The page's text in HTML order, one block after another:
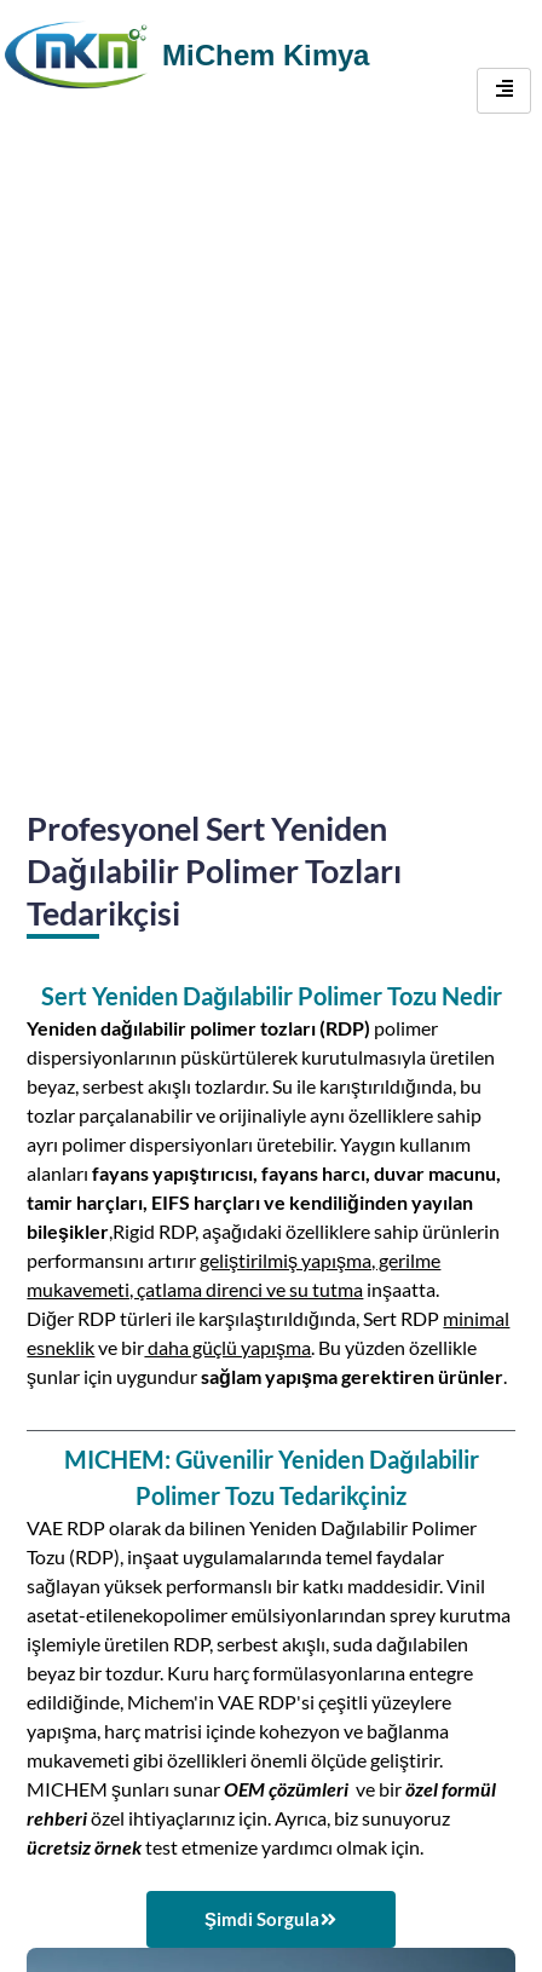
MiChem Kimya
Profesyonel Sert Yeniden
Dağılabilir Polimer Tozları
Tedarikçisi
Sert Yeniden Dağılabilir Polimer Tozu Nedir
Yeniden dağılabilir polimer tozları (RDP) polimer
dispersiyonlarının püskürtülerek kurutulmasıyla üretilen
beyaz, serbest akışlı tozlardır. Su ile karıştırıldığında, bu
tozlar parçalanabilir ve orijinaliyle aynı özelliklere sahip
ayrı polimer dispersiyonları üretebilir. Yaygın kullanım
alanlarıfayans yapıştırıcısı, fayans harcı, duvar macunu,
tamir harçları, EIFS harçları ve kendiliğinden yayılan
bileşikler,Rigid RDP, aşağıdaki özelliklere sahip ürünlerin
performansını artırırgeliştirilmiş yapışma, gerilme
mukavemeti, çatlama direnci ve su tutma inşaatta.
Diğer RDP türleri ile karşılaştırıldığında, Sert RDP minimal
esneklikve birdaha güçlü yapışma. Bu yüzden özellikle
şunlar için uygundursağlam yapışma gerektiren ürünler.
MICHEM: Güvenilir Yeniden Dağılabilir
Polimer Tozu Tedarikçiniz
VAE RDP olarak da bilinen Yeniden Dağılabilir Polimer
Tozu (RDP), inşaat uygulamalarında temel faydalar
sağlayan yüksek performanslı bir katkı maddesidir. Vinil
asetat-etilenekopolimer emülsiyonlarından sprey kurutma
işlemiyle üretilen RDP, serbest akışlı, suda dağılabilen
beyaz bir tozdur. Kuru harç formülasyonlarına entegre
edildiğinde, Michem'in VAE RDP'si çeşitli yüzeylere
yapışma, harç matrisi içinde kohezyon ve bağlanma
mukavemeti gibi özellikleri önemli ölçüde geliştirir.
MICHEM şunları sunarOEM çözümleri ve birözel formül
rehberiözel ihtiyaçlarınız için. Ayrıca, biz sunuyoruz
ücretsiz örnektest etmenize yardımcı olmak için.
Şimdi Sorgula